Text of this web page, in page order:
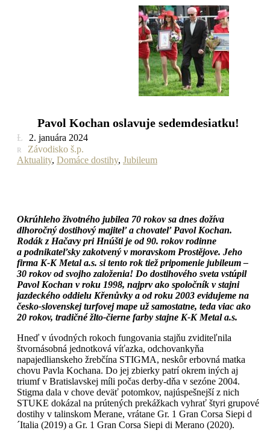
Pavol Kochan oslavuje sedemdesiatku!
2. januára 2024
Závodisko š.p.
Aktuality, Domáce dostihy, Jubileum
Okrúhleho životného jubilea 70 rokov sa dnes dožíva
dlhoročný dostihový majiteľ a chovateľ Pavol Kochan.
Rodák z Hačavy pri Hnúšti je od 90. rokov rodinne
a podnikateľsky zakotvený v moravskom Prostějove. Jeho
firma K-K Metal a.s. si tento rok tiež pripomenie jubileum –
30 rokov od svojho založenia! Do dostihového sveta vstúpil
Pavol Kochan v roku 1998, najprv ako spoločník v stajni
jazdeckého oddielu Křenůvky a od roku 2003 evidujeme na
česko-slovenskej turfovej mape už samostatne, teda viac ako
20 rokov, tradičné žlto-čierne farby stajne K-K Metal a.s.
Hneď v úvodných rokoch fungovania stajňu zviditeľnila
štvornásobná jednotková víťazka, odchovankyňa
napajedlianskeho žrebčína STIGMA, neskôr erbovná matka
chovu Pavla Kochana. Do jej zbierky patrí okrem iných aj
triumf v Bratislavskej míli počas derby-dňa v sezóne 2004.
Stigma dala v chove deväť potomkov, najúspešnejší z nich
STUKE dokázal na prútených prekážkach vyhrať štyri grupové
dostihy v talinskom Merane, vrátane Gr. 1 Gran Corsa Siepi d
´Italia (2019) a Gr. 1 Gran Corsa Siepi di Merano (2020).